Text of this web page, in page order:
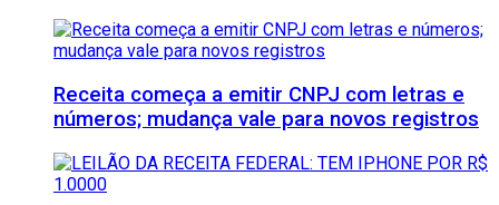
Receita começa a emitir CNPJ com letras e
números; mudança vale para novos registros